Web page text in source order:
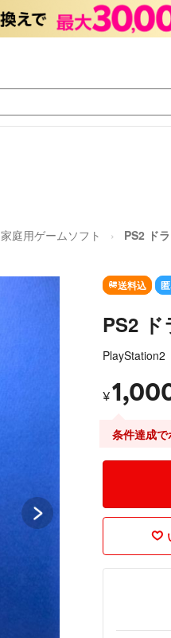
家庭用ゲームソフト PS2 ド
送料込
PS2
PlayStation2
¥
条件達成